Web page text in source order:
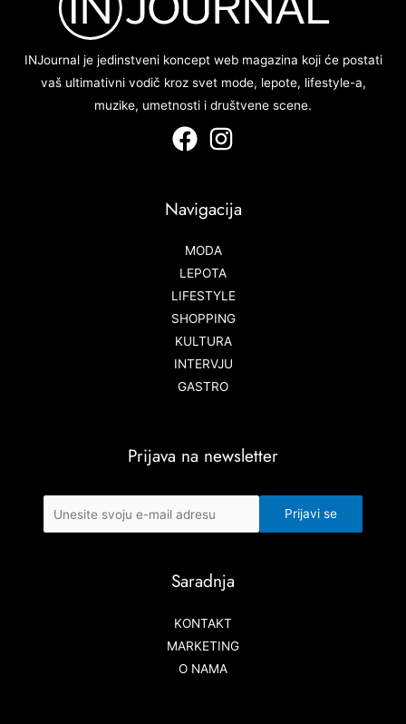
INJournal je jedinstveni koncept web magazina koji će postati
vaš ultimativni vodič kroz svet mode, lepote, lifestyle-a,
muzike, umetnosti i društvene scene.
Navigacija
MODA
LEPOTA
LIFESTYLE
SHOPPING
KULTURA
INTERVJU
GASTRO
Prijava na newsletter
Saradnja
KONTAKT
MARKETING
O NAMA